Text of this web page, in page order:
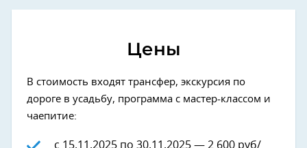
Цены
В стоимость входят трансфер, экскурсия по
дороге в усадьбу, программа с мастер-классом и
чаепитие:
c 15.11.2025 по 30.11.2025 — 2 600 руб/